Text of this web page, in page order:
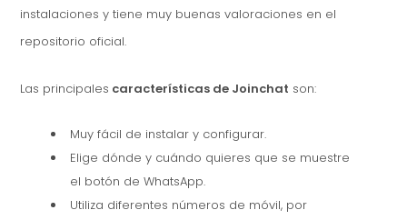
instalaciones y tiene muy buenas valoraciones en el
repositorio oficial.
Las principales características de Joinchat son:
Muy fácil de instalar y configurar.
Elige dónde y cuándo quieres que se muestre
el botón de WhatsApp.
Utiliza diferentes números de móvil, por